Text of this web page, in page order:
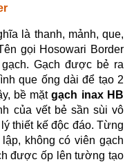
là thanh, mảnh, que,
gọi Hosowari Border
Gạch được bẻ ra
que ống dài để tạo 2
bề mặtgạch inax HB
của vết bẻ sần sùi vô
thiết kế độc đáo. Từng
không có viên gạch
được ốp lên tường tạo